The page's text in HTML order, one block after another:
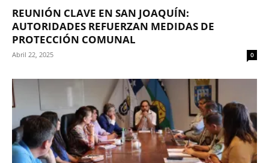
REUNIÓN CLAVE EN SAN JOAQUÍN:
AUTORIDADES REFUERZAN MEDIDAS DE
PROTECCIÓN COMUNAL
Abril 22, 2025 0